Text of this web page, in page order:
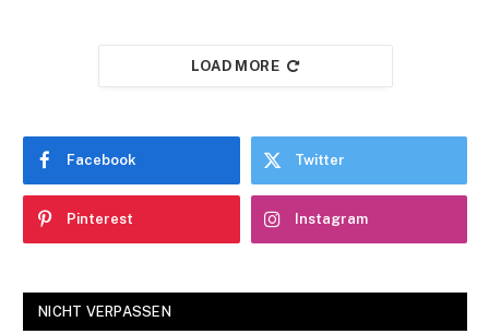
LOAD MORE
Facebook Twitter
Pinterest Instagram
NICHT VERPASSEN